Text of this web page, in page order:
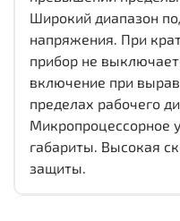
Широкий диапазон
напряжения. При
прибор не
включение при
пределах рабочего
Микропроцессорное
габариты. Высокая
защиты.